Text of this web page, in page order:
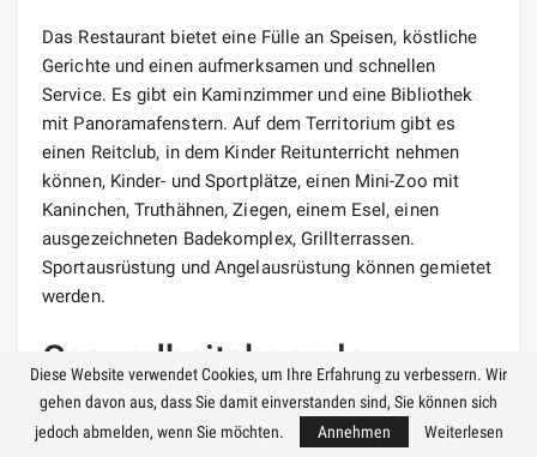
Das Restaurant bietet eine Fülle an Speisen, köstliche
Gerichte und einen aufmerksamen und schnellen
Service. Es gibt ein Kaminzimmer und eine Bibliothek
mit Panoramafenstern. Auf dem Territorium gibt es
einen Reitclub, in dem Kinder Reitunterricht nehmen
können, Kinder- und Sportplätze, einen Mini-Zoo mit
Kaninchen, Truthähnen, Ziegen, einem Esel, einen
ausgezeichneten Badekomplex, Grillterrassen.
Sportausrüstung und Angelausrüstung können gemietet
werden.
Gesundheitskomplex
Kljasma 3*
Diese Website verwendet Cookies, um Ihre Erfahrung zu verbessern. Wir
gehen davon aus, dass Sie damit einverstanden sind, Sie können sich
jedoch abmelden, wenn Sie möchten.
Annehmen Weiterlesen